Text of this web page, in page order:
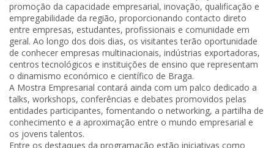
promoção da capacidade empresarial, inovação, qualificação e
empregabilidade da região, proporcionando contacto direto
entre empresas, estudantes, profissionais e comunidade em
geral. Ao longo dos dois dias, os visitantes terão oportunidade
de conhecer empresas multinacionais, indústrias exportadoras,
centros tecnológicos e instituições de ensino que representam
o dinamismo económico e científico de Braga.
A Mostra Empresarial contará ainda com um palco dedicado a
talks, workshops, conferências e debates promovidos pelas
entidades participantes, fomentando o networking, a partilha de
conhecimento e a aproximação entre o mundo empresarial e
os jovens talentos.
Entre os destaques da programação estão iniciativas como